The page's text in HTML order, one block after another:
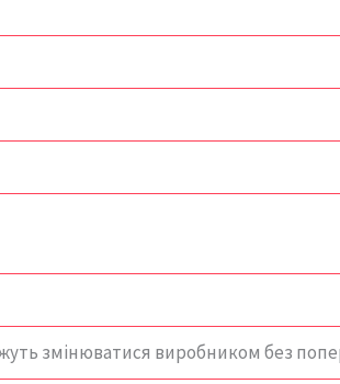
змінюватися виробником без